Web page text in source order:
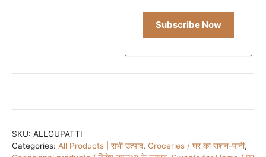
SKU: ALLGUPATTI
Categories: All Products | सभी उत्पाद, Groceries / घर का राशन-पानी,